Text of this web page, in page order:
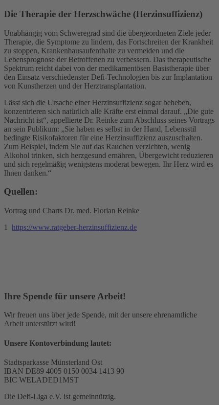
Die Therapie der Herzschwäche (Herzinsuffizienz)
Unabhängig vom Schweregrad sind die übergeordneten Ziele jeder
Therapie, die Symptome zu lindern, das Fortschreiten der Krankheit
zu stoppen, Krankenhausaufenthalte zu vermeiden und die
Lebensprognose der Betroffenen zu verbessern. Das therapeutische
Spektrum reicht dabei von der medikamentösen Basistherapie über
den Einsatz verschiedenster Defi-Technologien bis zur Implantation
von Kunstherzen und der Herztransplantation.
Lässt sich die Ursache einer Herzinsuffizienz sogar beheben,
konzentrieren sich natürlich alle Kräfte erst einmal darauf. „Die gute
Nachricht ist“, appellierte Dr. Reinke zum Abschluss seines Vortrags
an sein Publikum: „Sie haben es selbst in der Hand, Lebensstil
bedingte Risikofaktoren für eine Herzinsuffizienz auszuschalten.
Zum Beispiel, indem Sie auf das Rauchen verzichten, wenig
Alkohol trinken, sich herzgesund ernähren, Übergewicht reduzieren
und sich regelmäßig wenigstens moderat bewegen. Ihr Herz wird es
Ihnen danken.“
Quellen:
Vortrag und Charts Dr. med. Florian Reinke
1 https://www.ratgeber-herzinsuffizienz.de
Ihre Spende für unsere Arbeit!
Wir freuen uns über jede Spende, mit der unsere ehrenamtliche
Arbeit unterstützt wird!
Unsere Kontoverbindung lautet:
Stadtsparkasse Münsterland Ost
IBAN DE89 4005 0150 0034 1413 90
BIC WELADED1MST
Die Defi-Liga e.V. ist gemeinnützig.